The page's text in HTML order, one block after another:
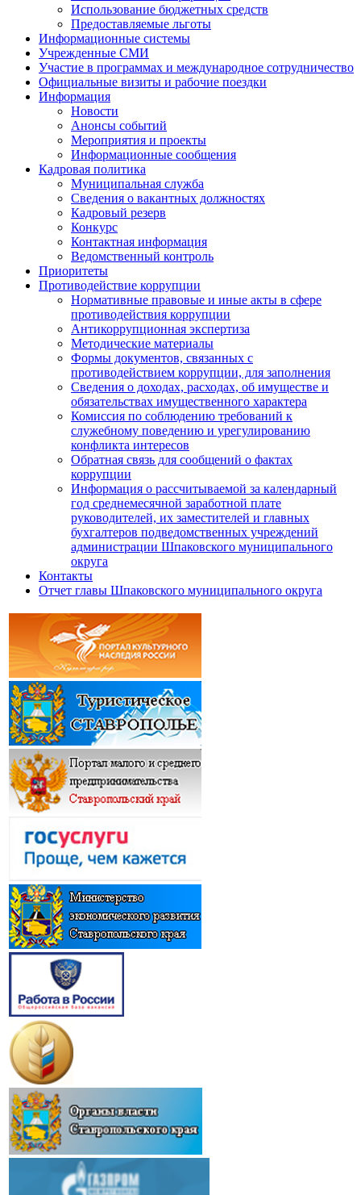
Использование бюджетных средств
Предоставляемые льготы
Информационные системы
Учрежденные СМИ
Участие в программах и международное сотрудничество
Официальные визиты и рабочие поездки
Информация
Новости
Анонсы событий
Мероприятия и проекты
Информационные сообщения
Кадровая политика
Муниципальная служба
Сведения о вакантных должностях
Кадровый резерв
Конкурс
Контактная информация
Ведомственный контроль
Приоритеты
Противодействие коррупции
Нормативные правовые и иные акты в сфере
противодействия коррупции
Антикоррупционная экспертиза
Методические материалы
Формы документов, связанных с
противодействием коррупции, для заполнения
Сведения о доходах, расходах, об имуществе и
обязательствах имущественного характера
Комиссия по соблюдению требований к
служебному поведению и урегулированию
конфликта интересов
Обратная связь для сообщений о фактах
коррупции
Информация о рассчитываемой за календарный
год среднемесячной заработной плате
руководителей, их заместителей и главных
бухгалтеров подведомственных учреждений
администрации Шпаковского муниципального
округа
Контакты
Отчет главы Шпаковского муниципального округа